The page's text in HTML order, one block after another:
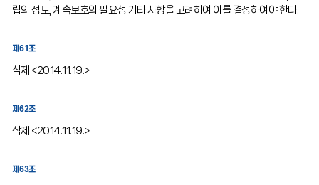
립의 정도, 계속보호의 필요성 기타 사항을 고려하여 이를 결정하여야 한다.
제61조
삭제 <2014.11.19.>
제62조
삭제 <2014.11.19.>
제63조